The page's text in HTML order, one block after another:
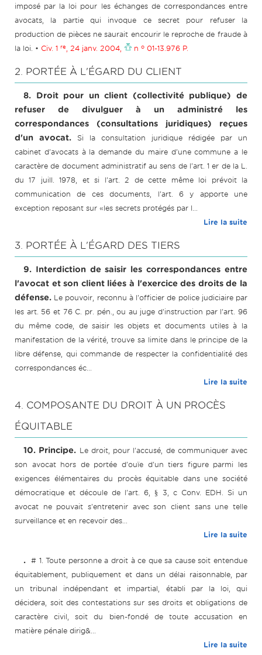
imposé par la loi pour les échanges de correspondances entre
avocats, la partie qui invoque ce secret pour refuser la
production de pièces ne saurait encourir le reproche de fraude à
la loi. • Civ. 1 re, 24 janv. 2004, n o 01-13.976 P.
2. PORTÉE À L'ÉGARD DU CLIENT
8. Droit pour un client (collectivité publique) de
refuser de divulguer à un administré les
correspondances (consultations juridiques) reçues
d'un avocat.
Si la consultation juridique rédigée par un
cabinet d'avocats à la demande du maire d'une commune a le
caractère de document administratif au sens de l'art. 1 er de la L.
du 17 juill. 1978, et si l'art. 2 de cette même loi prévoit la
communication de ces documents, l'art. 6 y apporte une
exception reposant sur «les secrets protégés par l...
Lire la suite
3. PORTÉE À L'ÉGARD DES TIERS
9. Interdiction de saisir les correspondances entre
l'avocat et son client liées à l'exercice des droits de la
défense. Le pouvoir, reconnu à l'officier de police judiciaire par
les art. 56 et 76 C. pr. pén., ou au juge d'instruction par l'art. 96
du même code, de saisir les objets et documents utiles à la
manifestation de la vérité, trouve sa limite dans le principe de la
libre défense, qui commande de respecter la confidentialité des
correspondances éc...
Lire la suite
4. COMPOSANTE DU DROIT À UN PROCÈS
ÉQUITABLE
10. Principe. Le droit, pour l'accusé, de communiquer avec
son avocat hors de portée d'ouïe d'un tiers figure parmi les
exigences élémentaires du procès équitable dans une société
démocratique et découle de l'art. 6, § 3, c Conv. EDH. Si un
avocat ne pouvait s'entretenir avec son client sans une telle
surveillance et en recevoir des...
Lire la suite
. # 1. Toute personne a droit à ce que sa cause soit entendue
équitablement, publiquement et dans un délai raisonnable, par
un tribunal indépendant et impartial, établi par la loi, qui
décidera, soit des contestations sur ses droits et obligations de
caractère civil, soit du bien-fondé de toute accusation en
matière pénale dirig&...
Lire la suite